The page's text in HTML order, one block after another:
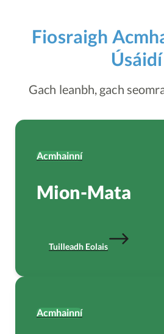
Fiosraigh
Úsáidí
Gach leanbh, gach
Acmhainní
Mion-Mata
Tuilleadh Eolais
Acmhainní